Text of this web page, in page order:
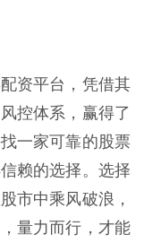
资平台，凭借其
控体系，赢得了
一家可靠的股票
赖的选择。选择
市中乘风破浪，
量力而行，才能